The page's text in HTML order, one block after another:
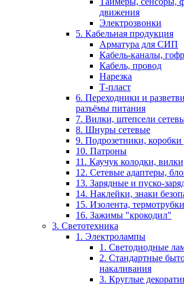
движения
Электрозвонки
5. Кабельная продукция
Арматура для СИП
Кабель-каналы,
Кабель, провод
Нарезка
Т-пласт
6. Переходники и
разъёмы питания
7. Вилки, штепсели
8. Шнуры сетевые
9. Подрозетники,
10. Патроны
11. Каучук колодки,
12. Сетевые адаптеры,
13. Зарядные и пуско-
14. Наклейки, знаки
15. Изолента, термотрубки
16. Зажимы "крокодил"
3. Светотехника
1. Электролампы
1. Светодиодные
2. Стандартные
накаливания
3. Круглые